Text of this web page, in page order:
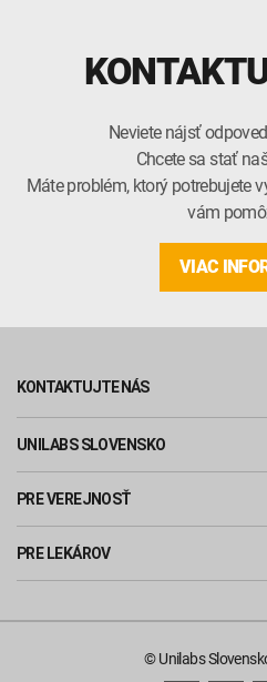
Neviete nájsť
Chcete sa stať
Máte problém, ktorý potrebujete
vám
VIAC
KONTAKTUJTE NÁS
UNILABS SLOVENSKO
PRE VEREJNOSŤ
PRE LEKÁROV
© Unilabs